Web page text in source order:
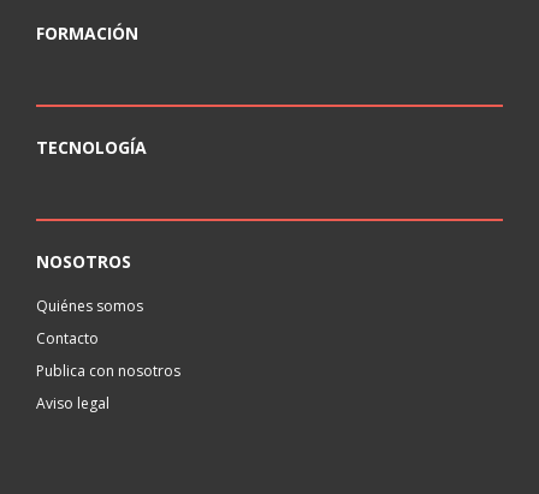
FORMACIÓN
TECNOLOGÍA
NOSOTROS
Quiénes somos
Contacto
Publica con nosotros
Aviso legal